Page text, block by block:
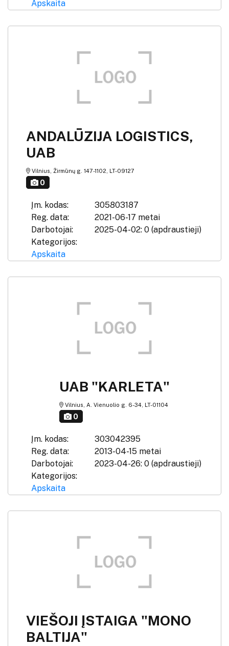
Apskaita
ANDALŪZIJA LOGISTICS,
UAB
Vilnius, Žirmūnų g. 147-1102, LT-09127
0
Įm. kodas:
305803187
Reg. data:
2021-06-17 metai
Darbotojai:
2025-04-02: 0 (apdraustieji)
Kategorijos:
Apskaita
UAB "KARLETA"
Vilnius, A. Vienuolio g. 6-34, LT-01104
0
Įm. kodas:
303042395
Reg. data:
2013-04-15 metai
Darbotojai:
2023-04-26: 0 (apdraustieji)
Kategorijos:
Apskaita
VIEŠOJI ĮSTAIGA "MONO
BALTIJA"